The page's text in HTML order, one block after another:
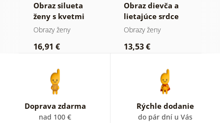
Obraz silueta
ženy s kvetmi
Obrazy ženy
16,91 €
Obraz dievča a
lietajúce srdce
Obrazy ženy
13,53 €
Doprava zdarma
nad 100 €
Rýchle dodanie
do pár dní u Vás